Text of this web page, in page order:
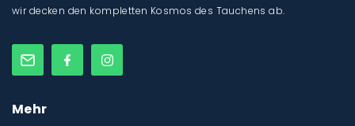
wir decken den kompletten Kosmos des Tauchens ab.
Mehr